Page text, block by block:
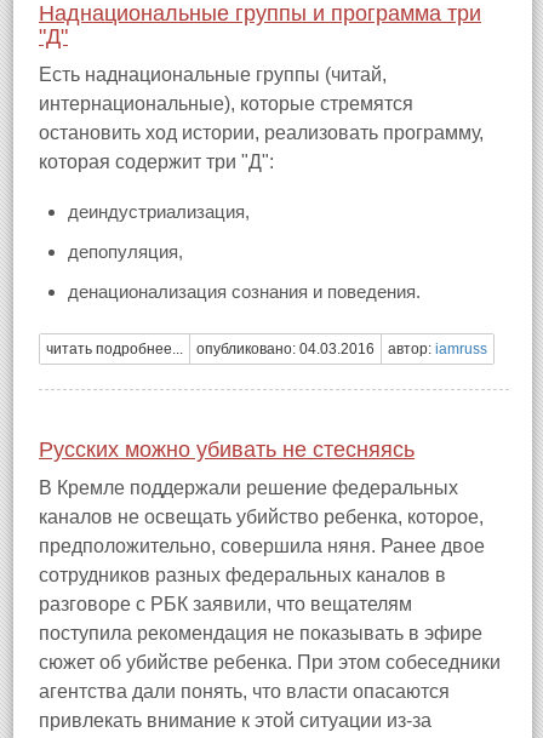
Наднациональные группы и программа три
"Д"
Есть наднациональные группы (читай,
интернациональные), которые стремятся
остановить ход истории, реализовать программу,
которая содержит три "Д":
деиндустриализация,
депопуляция,
денационализация сознания и поведения.
читать подробнее... опубликовано: 04.03.2016 автор: iamruss
Русских можно убивать не стесняясь
В Кремле поддержали решение федеральных
каналов не освещать убийство ребенка, которое,
предположительно, совершила няня. Ранее двое
сотрудников разных федеральных каналов в
разговоре с РБК заявили, что вещателям
поступила рекомендация не показывать в эфире
сюжет об убийстве ребенка. При этом собеседники
агентства дали понять, что власти опасаются
привлекать внимание к этой ситуации из-за